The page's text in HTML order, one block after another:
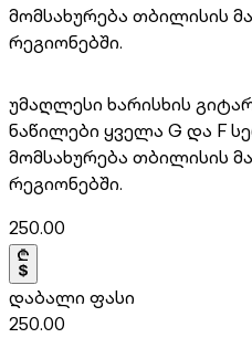
მომსახურება თბილისის
რეგიონებში.
უმაღლესი ხარისხის
ნაწილები ყველა G და F სერიაზე. უფასო საკურიერო
მომსახურება თბილისის
რეგიონებში.
250.00
დაბალი ფასი
250.00